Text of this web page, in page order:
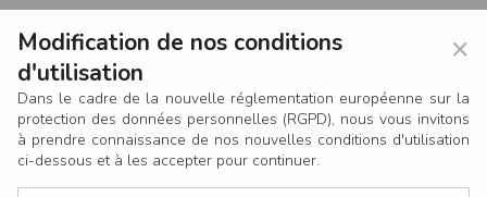
×
Modification de nos conditions
d'utilisation
Dans le cadre de la nouvelle réglementation européenne sur la
protection des données personnelles (RGPD), nous vous invitons
à prendre connaissance de nos nouvelles conditions d'utilisation
ci-dessous et à les accepter pour continuer.